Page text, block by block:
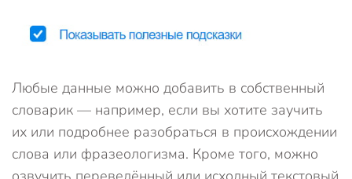
Любые данные можно добавить в собственный
словарик — например, если вы хотите заучить
их или подробнее разобраться в происхождении
слова или фразеологизма. Кроме того, можно